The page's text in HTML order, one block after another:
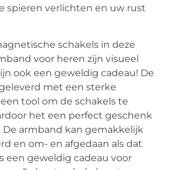
spieren verlichten en uw rust
schakels in deze
voor heren zijn visueel
ook een geweldig cadeau! De
met een sterke
tool om de schakels te
het een perfect geschenk
De armband kan gemakkelijk
en om- en afgedaan als dat
een geweldig cadeau voor